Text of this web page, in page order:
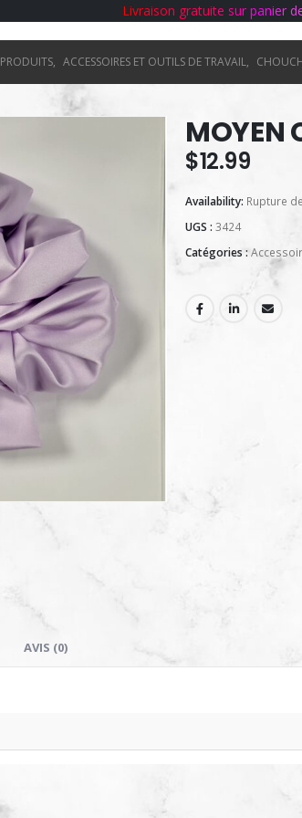
Livraison gratuite sur panier d
PRODUITS, ACCESSOIRES ET OUTILS DE TRAVAIL,
MOYEN
$12.99
Availability: Rupture
UGS : 3424
Catégories :
AVIS (0)